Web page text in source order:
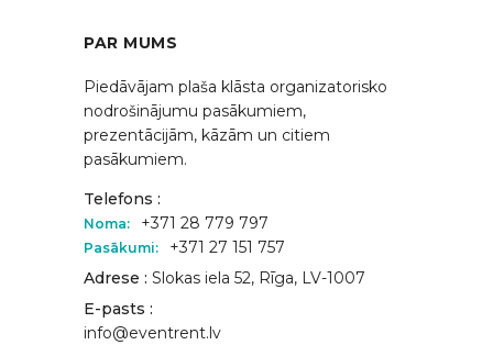
PAR MUMS
Piedāvājam plaša klāsta organizatorisko
nodrošinājumu pasākumiem,
prezentācijām, kāzām un citiem
pasākumiem.
Telefons :
Noma: +371 28 779 797
Pasākumi:
+371 27 151 757
Adrese : Slokas iela 52, Rīga, LV-1007
E-pasts :
info@eventrent.lv